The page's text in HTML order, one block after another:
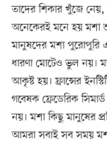
তাদের শিকার খুঁজে
অনেকেরই মনে হয় মশা
মানুষদের মশা পুরোপুরি
ধারণা মোটেও ভুল নয়।
আকৃষ্ট হয়। ফ্রান্সের
গবেষক ফ্রেডেরিক
নয়। মশা কিছু মানুষের
আমরা সবাই সব সময়